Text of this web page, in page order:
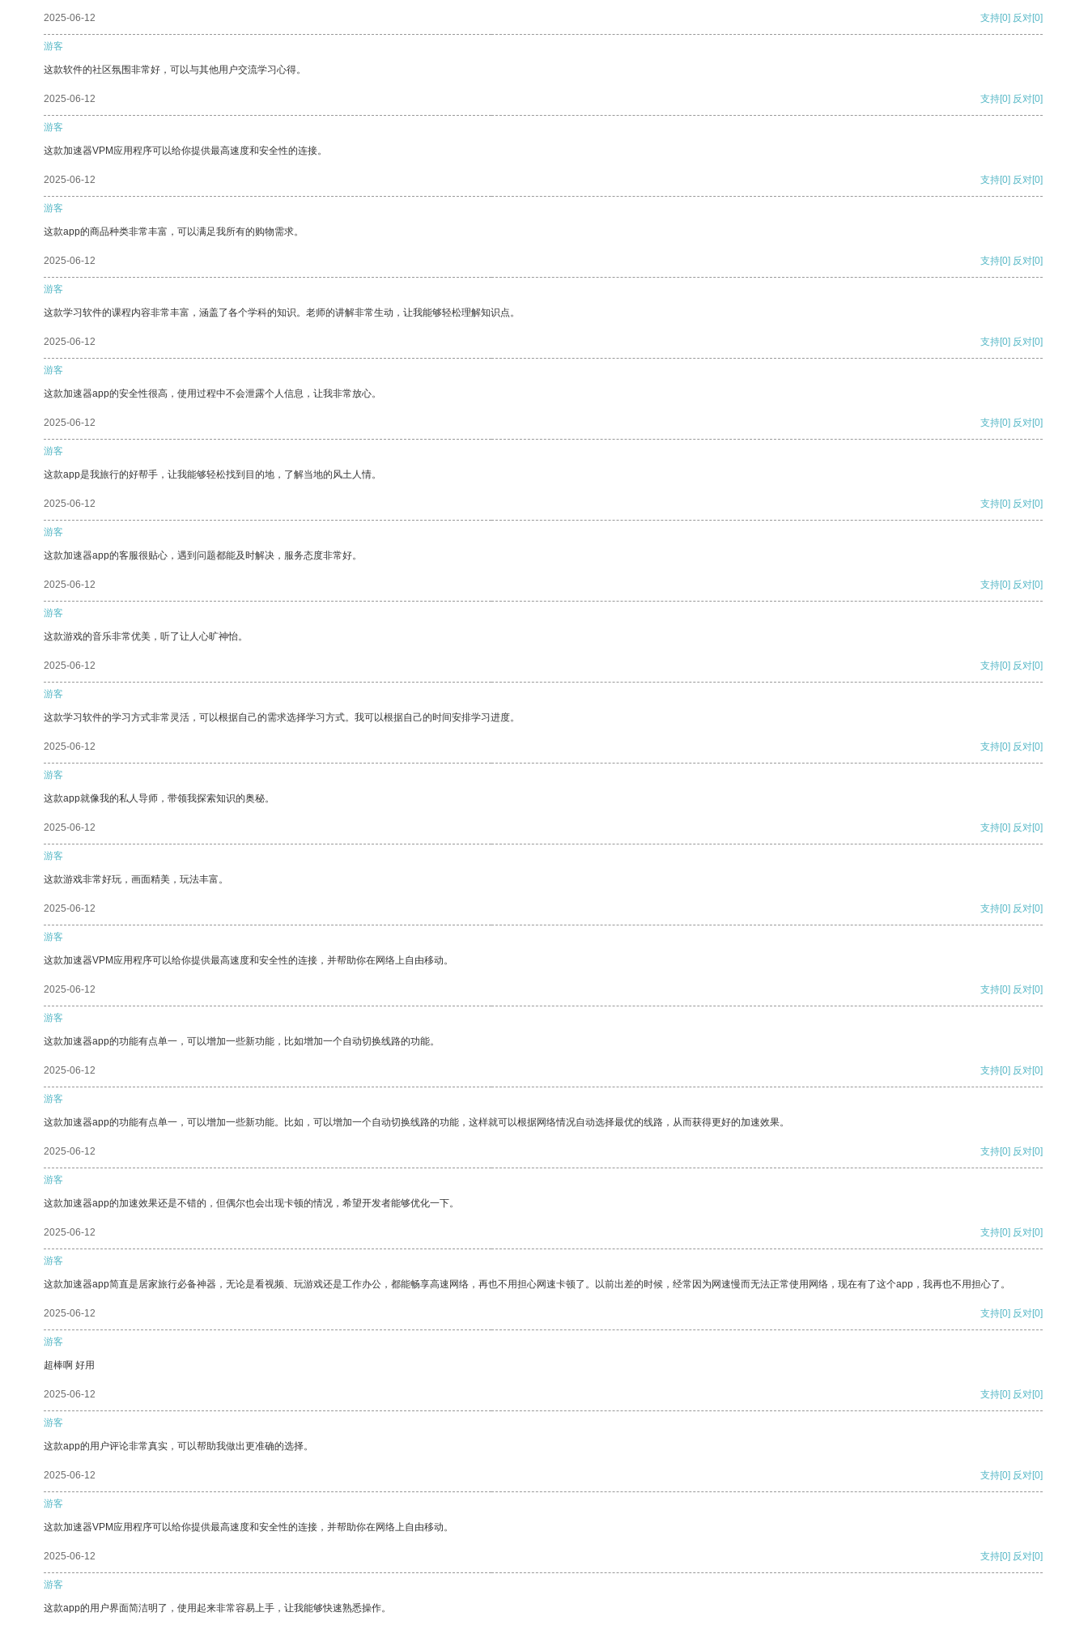
2025-06-12 支持[0] 反对[0]
游客
这款软件的社区氛围非常好，可以与其他用户交流学习心得。
2025-06-12 支持[0] 反对[0]
游客
这款加速器VPM应用程序可以给你提供最高速度和安全性的连接。
2025-06-12 支持[0] 反对[0]
游客
这款app的商品种类非常丰富，可以满足我所有的购物需求。
2025-06-12 支持[0] 反对[0]
游客
这款学习软件的课程内容非常丰富，涵盖了各个学科的知识。老师的讲解非常生动，让我能够轻松理解知识点。
2025-06-12 支持[0] 反对[0]
游客
这款加速器app的安全性很高，使用过程中不会泄露个人信息，让我非常放心。
2025-06-12 支持[0] 反对[0]
游客
这款app是我旅行的好帮手，让我能够轻松找到目的地，了解当地的风土人情。
2025-06-12 支持[0] 反对[0]
游客
这款加速器app的客服很贴心，遇到问题都能及时解决，服务态度非常好。
2025-06-12 支持[0] 反对[0]
游客
这款游戏的音乐非常优美，听了让人心旷神怡。
2025-06-12 支持[0] 反对[0]
游客
这款学习软件的学习方式非常灵活，可以根据自己的需求选择学习方式。我可以根据自己的时间安排学习进度。
2025-06-12 支持[0] 反对[0]
游客
这款app就像我的私人导师，带领我探索知识的奥秘。
2025-06-12 支持[0] 反对[0]
游客
这款游戏非常好玩，画面精美，玩法丰富。
2025-06-12 支持[0] 反对[0]
游客
这款加速器VPM应用程序可以给你提供最高速度和安全性的连接，并帮助你在网络上自由移动。
2025-06-12 支持[0] 反对[0]
游客
这款加速器app的功能有点单一，可以增加一些新功能，比如增加一个自动切换线路的功能。
2025-06-12 支持[0] 反对[0]
游客
这款加速器app的功能有点单一，可以增加一些新功能。比如，可以增加一个自动切换线路的功能，这样就可以根据网络情况自动选择最优的线路，从而获得更好的加速效果。
2025-06-12 支持[0] 反对[0]
游客
这款加速器app的加速效果还是不错的，但偶尔也会出现卡顿的情况，希望开发者能够优化一下。
2025-06-12 支持[0] 反对[0]
游客
这款加速器app简直是居家旅行必备神器，无论是看视频、玩游戏还是工作办公，都能畅享高速网络，再也不用担心网速卡顿了。以前出差的时候，经常因为网速慢而无法正常使用网络，现在有了这个app，我再也不用担心了。
2025-06-12 支持[0] 反对[0]
游客
超棒啊 好用
2025-06-12 支持[0] 反对[0]
游客
这款app的用户评论非常真实，可以帮助我做出更准确的选择。
2025-06-12 支持[0] 反对[0]
游客
这款加速器VPM应用程序可以给你提供最高速度和安全性的连接，并帮助你在网络上自由移动。
2025-06-12 支持[0] 反对[0]
游客
这款app的用户界面简洁明了，使用起来非常容易上手，让我能够快速熟悉操作。